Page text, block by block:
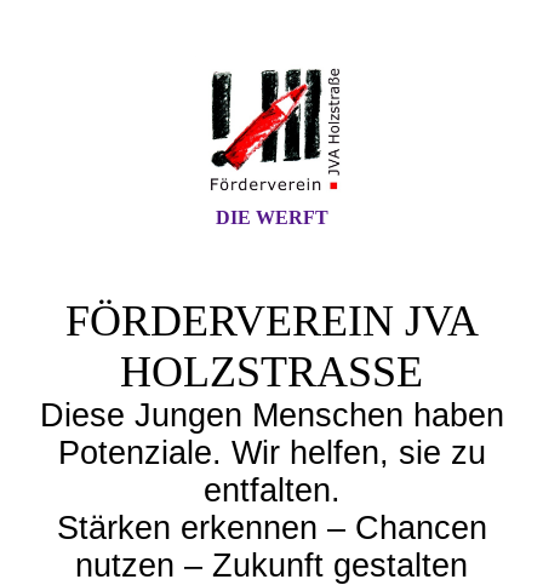
DIE WERFT
FÖRDERVEREIN JVA
HOLZSTRASSE
Diese Jungen Menschen haben
Potenziale. Wir helfen, sie zu
entfalten.
Stärken erkennen – Chancen
nutzen – Zukunft gestalten